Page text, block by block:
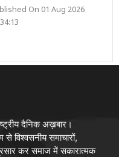
On 01 Aug 2026
दैनिक अख़बार।
विश्वसनीय समाचारों,
कर समाज में सकारात्मक